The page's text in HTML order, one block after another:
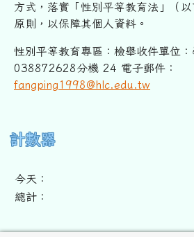
方式，落實「性別平等教育法」
（
原則，以保障其個人資料。
性別平等教育專區：檢舉收件單位：
038872628分機 24 電子郵件：
fangping1998@hlc.edu.tw
右邊區域內容
計數器
今天：
總計：